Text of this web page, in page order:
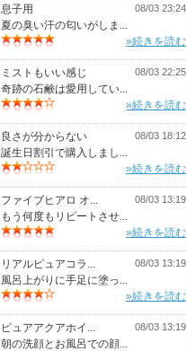
息子用 08/03 23:24
夏の臭い汗の匂いがしま...
»続きを読む
ミストもいい感じ 08/03 22:25
奇跡の石鹸は愛用してい...
»続きを読む
良さが分からない 08/03 18:12
誕生日割引で購入しまし...
»続きを読む
ファイブヒアロ オ... 08/03 13:19
もう何度もリピートさせ...
»続きを読む
リアルピュアコラ... 08/03 13:19
風呂上がりに手足に塗っ...
»続きを読む
ピュアアクアホイ... 08/03 13:19
朝の洗顔とお風呂での顔...